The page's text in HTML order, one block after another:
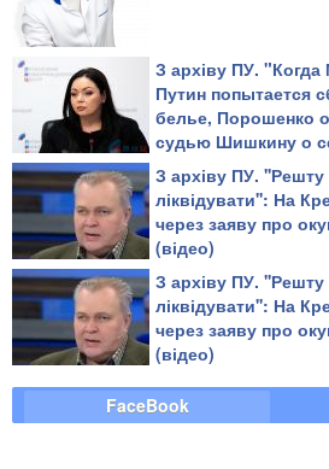
З архіву ПУ.
Путин попытается
белье, Порошенко
судью Шишкину о
журналіст
З архіву ПУ.
ліквідувати'': На
через заяву про
(відео)
З архіву ПУ.
ліквідувати'': На
через заяву про
(відео)
FaceBook